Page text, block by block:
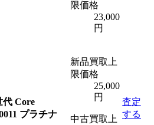
限価格
23,000
円
代 Core
プラチナ
新品買取上
限価格
25,000
円
中古買取上
査定
する